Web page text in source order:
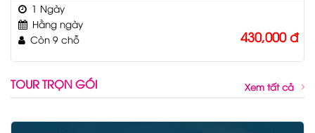
1 Ngày
Hằng ngày
Còn 9 chỗ
430,000đ
TOUR TRỌN GÓI Xem tất cả